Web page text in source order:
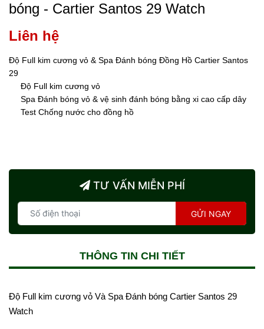
bóng - Cartier Santos 29 Watch
Liên hệ
Độ Full kim cương vỏ & Spa Đánh bóng Đồng Hồ Cartier Santos
29
Độ Full kim cương vỏ
Spa Đánh bóng vỏ & vệ sinh đánh bóng bằng xi cao cấp dây
Test Chống nước cho đồng hồ
TƯ VẤN MIỄN PHÍ
GỬI NGAY
THÔNG TIN CHI TIẾT
Độ Full kim cương vỏ Và Spa Đánh bóng Cartier Santos 29
Watch